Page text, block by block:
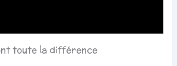
toute la différence